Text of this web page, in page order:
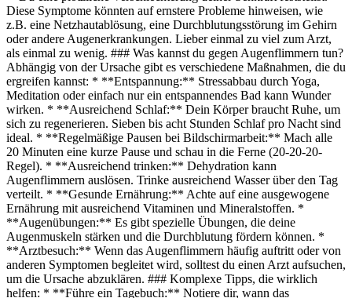
Diese Symptome könnten auf ernstere Probleme hinweisen, wie
z.B. eine Netzhautablösung, eine Durchblutungsstörung im Gehirn
oder andere Augenerkrankungen. Lieber einmal zu viel zum Arzt,
als einmal zu wenig. ### Was kannst du gegen Augenflimmern tun?
Abhängig von der Ursache gibt es verschiedene Maßnahmen, die du
ergreifen kannst: * **Entspannung:** Stressabbau durch Yoga,
Meditation oder einfach nur ein entspannendes Bad kann Wunder
wirken. * **Ausreichend Schlaf:** Dein Körper braucht Ruhe, um
sich zu regenerieren. Sieben bis acht Stunden Schlaf pro Nacht sind
ideal. * **Regelmäßige Pausen bei Bildschirmarbeit:** Mach alle
20 Minuten eine kurze Pause und schau in die Ferne (20-20-20-
Regel). * **Ausreichend trinken:** Dehydration kann
Augenflimmern auslösen. Trinke ausreichend Wasser über den Tag
verteilt. * **Gesunde Ernährung:** Achte auf eine ausgewogene
Ernährung mit ausreichend Vitaminen und Mineralstoffen. *
**Augenübungen:** Es gibt spezielle Übungen, die deine
Augenmuskeln stärken und die Durchblutung fördern können. *
**Arztbesuch:** Wenn das Augenflimmern häufig auftritt oder von
anderen Symptomen begleitet wird, solltest du einen Arzt aufsuchen,
um die Ursache abzuklären. ### Komplexe Tipps, die wirklich
helfen: * **Führe ein Tagebuch:** Notiere dir, wann das